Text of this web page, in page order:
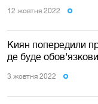
12 жовтня 2022
Киян попередили
де буде
3 жовтня 2022